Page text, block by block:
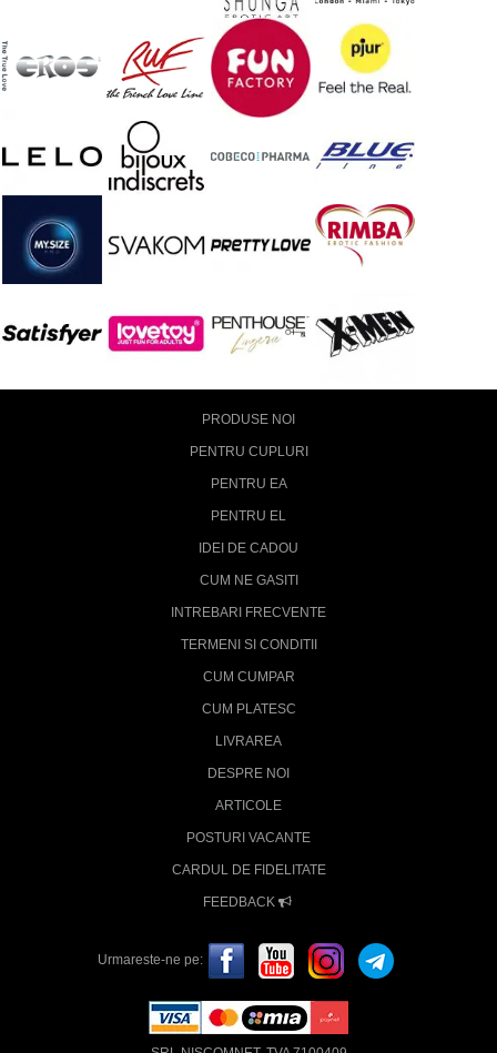
PRODUSE NOI
PENTRU CUPLURI
PENTRU EA
PENTRU EL
IDEI DE CADOU
CUM NE GASITI
INTREBARI FRECVENTE
TERMENI SI CONDITII
CUM CUMPAR
CUM PLATESC
LIVRAREA
DESPRE NOI
ARTICOLE
POSTURI VACANTE
CARDUL DE FIDELITATE
FEEDBACK
Urmareste-ne pe: